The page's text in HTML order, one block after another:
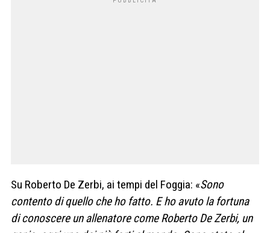
Su Roberto De Zerbi, ai tempi del Foggia: «Sono
contento di quello che ho fatto. E ho avuto la fortuna
di conoscere un allenatore come Roberto De Zerbi, un